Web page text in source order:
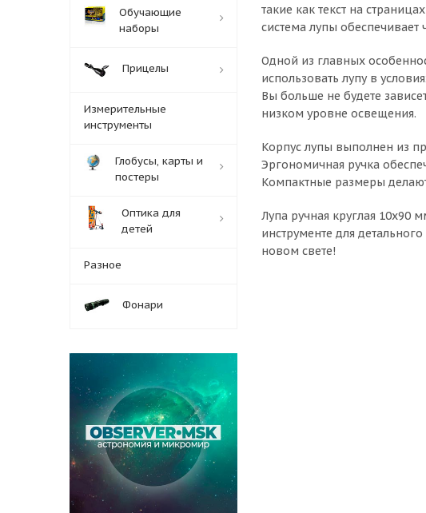
такие как текст на
система лупы
Одной из главных
использовать лупу в
Вы больше не будете
низком уровне освещения.
Корпус лупы выполнен из
Эргономичная ручка
Компактные размеры
Лупа ручная круглая 10х90
инструменте для
новом свете!
Обучающие
наборы
Прицелы
Измерительные
инструменты
Глобусы, карты и
постеры
Оптика для
детей
Разное
Фонари